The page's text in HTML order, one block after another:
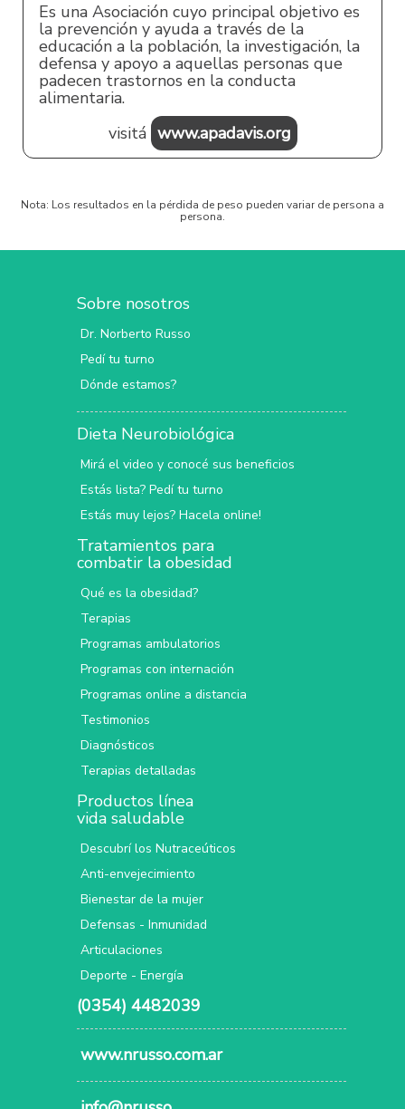
Es una Asociación cuyo principal objetivo es
la prevención y ayuda a través de la
educación a la población, la investigación, la
defensa y apoyo a aquellas personas que
padecen trastornos en la conducta
alimentaria.
visitá www.apadavis.org
Nota: Los resultados en la pérdida de peso pueden variar de persona a
persona.
Sobre nosotros
Dr. Norberto Russo
Pedí tu turno
Dónde estamos?
Dieta Neurobiológica
Mirá el video y conocé sus beneficios
Estás lista? Pedí tu turno
Estás muy lejos? Hacela online!
Tratamientos para
combatir la obesidad
Qué es la obesidad?
Terapias
Programas ambulatorios
Programas con internación
Programas online a distancia
Testimonios
Diagnósticos
Terapias detalladas
Productos línea
vida saludable
Descubrí los Nutraceúticos
Anti-envejecimiento
Bienestar de la mujer
Defensas - Inmunidad
Articulaciones
Deporte - Energía
(0354) 4482039
www.nrusso.com.ar